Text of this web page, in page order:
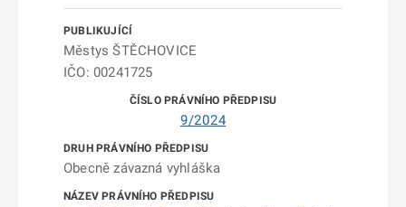
Městys ŠTĚCHOVICE
IČO: 00241725
9/2024
Obecně závazná vyhláška